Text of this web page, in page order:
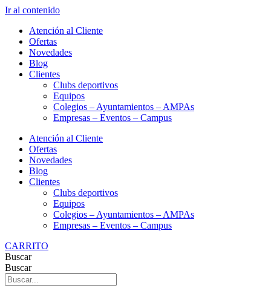
Ir al contenido
Atención al Cliente
Ofertas
Novedades
Blog
Clientes
Clubs deportivos
Equipos
Colegios – Ayuntamientos – AMPAs
Empresas – Eventos – Campus
Atención al Cliente
Ofertas
Novedades
Blog
Clientes
Clubs deportivos
Equipos
Colegios – Ayuntamientos – AMPAs
Empresas – Eventos – Campus
CARRITO
Buscar
Buscar